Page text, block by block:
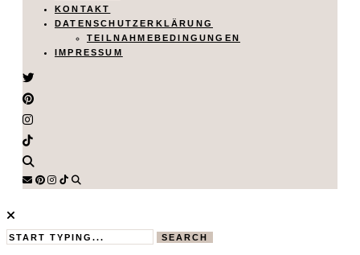
KONTAKT
DATENSCHUTZERKLÄRUNG
TEILNAHMEBEDINGUNGEN
IMPRESSUM
SEARCH